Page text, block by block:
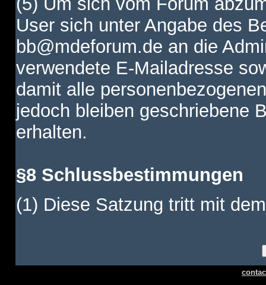
User sich unter Angabe des
bb@mdeforum.de an die
verwendete E-Mailadresse
damit alle
jedoch bleiben geschriebene
erhalten.
§8 Schlussbestimmungen
(1) Diese Satzung tritt mit